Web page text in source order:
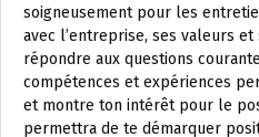
soigneusement pour les
avec l’entreprise, ses valeurs
répondre aux questions
compétences et expériences
et montre ton intérêt pour le
permettra de te démarquer